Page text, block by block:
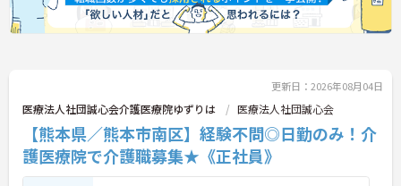
更新日：2026年08月04日
医療法人社団誠心会介護医療院ゆずりは 医療法人社団誠心会
【熊本県／熊本市南区】経験不問◎日勤のみ！介
護医療院で介護職募集★《正社員》